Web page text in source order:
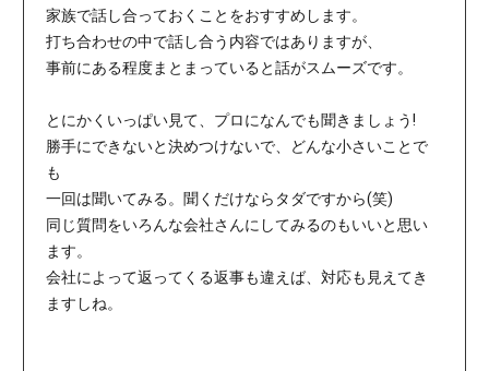
家族で話し合っておくことをおすすめします。
打ち合わせの中で話し合う内容ではありますが、
事前にある程度まとまっていると話がスムーズです。
とにかくいっぱい見て、プロになんでも聞きましょう!
勝手にできないと決めつけないで、どんな小さいことで
も
一回は聞いてみる。聞くだけならタダですから(笑)
同じ質問をいろんな会社さんにしてみるのもいいと思い
ます。
会社によって返ってくる返事も違えば、対応も見えてき
ますしね。